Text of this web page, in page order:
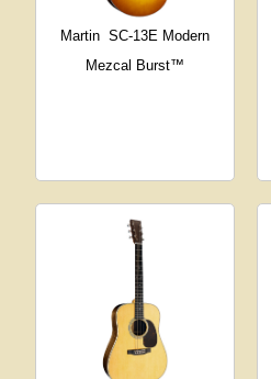
Martin SC-13E Modern
Mezcal Burst™